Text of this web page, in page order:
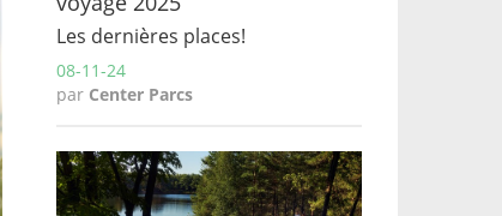
Les dernières places!
08-11-24
par Center Parcs